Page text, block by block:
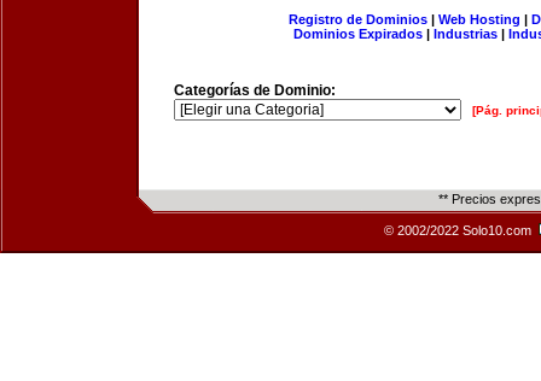
Registro de Dominios| Web Hosting |
Dominios Expirados | Industrias |
Categorías de Dominio:
[Pág.
** Precios
© 2002/2022 Solo10.com